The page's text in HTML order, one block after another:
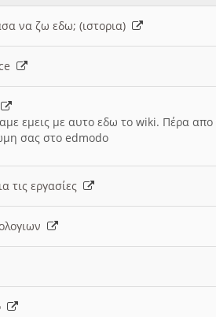
να ζω εδω; (ιστορια)
εμεις με αυτο εδω το wiki. Πέρα
σας στο edmodo
τις εργασίες